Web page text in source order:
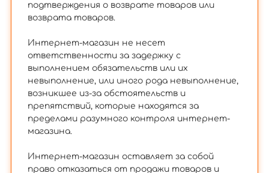
подтверждения о возврате товаров или
возврата товаров.
Интернет-магазин не несет
ответственности за задержку с
выполнением обязательств или их
невыполнение, или иного рода невыполнение,
возникшее из-за обстоятельств и
препятствий, которые находятся за
пределами разумного контроля интернет-
магазина.
Интернет-магазин оставляет за собой
право отказаться от продажи товаров и